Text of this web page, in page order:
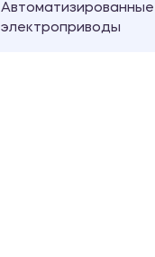
Автоматизированные
электроприводы